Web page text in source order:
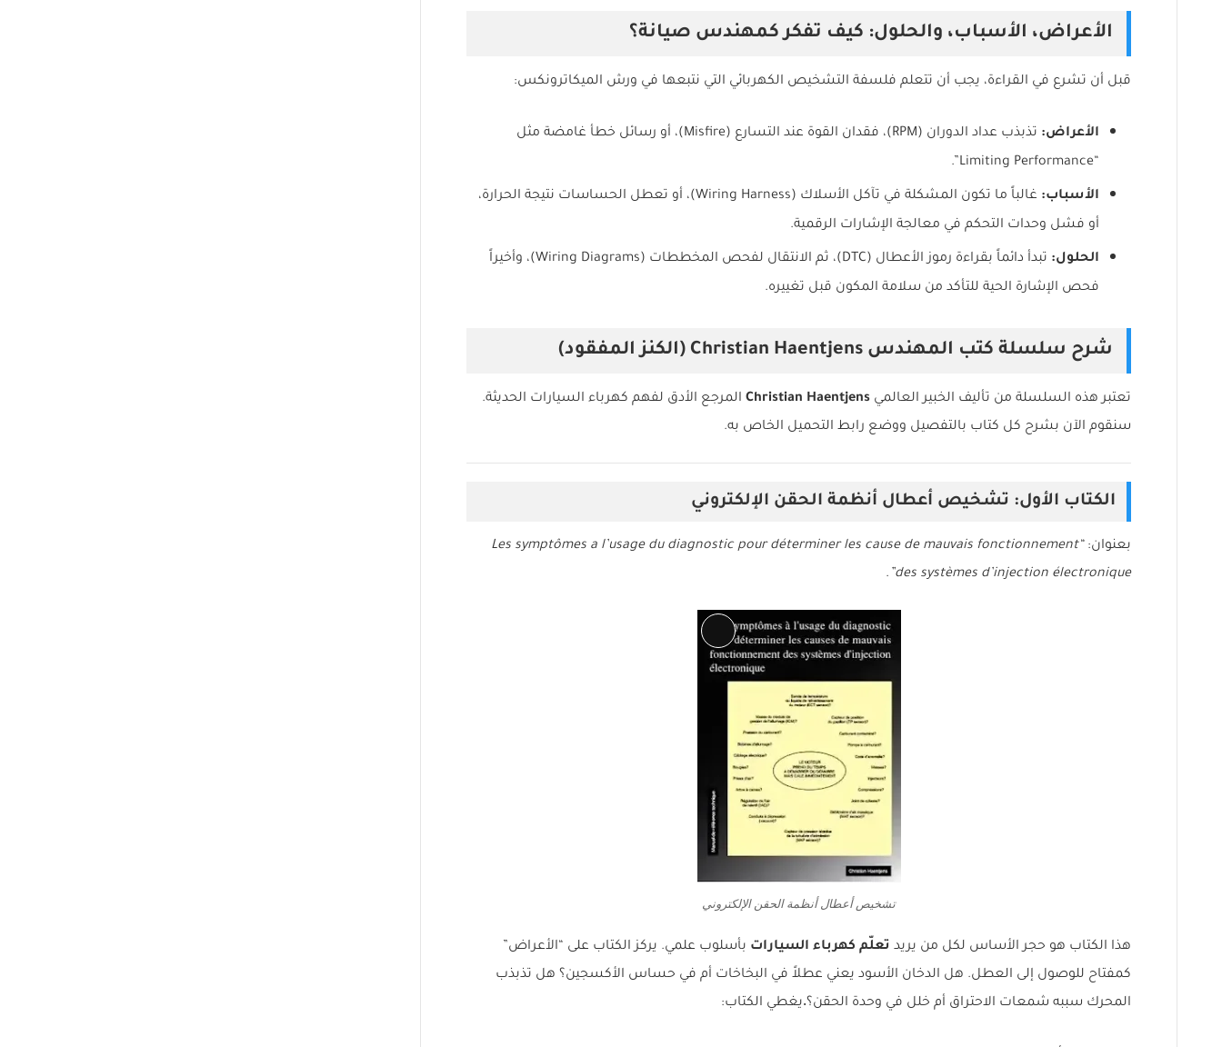
الأعراض، الأسباب، والحلول: كيف تفكر كمهندس صيانة؟
قبل أن تشرع في القراءة، يجب أن تتعلم فلسفة التشخيص الكهربائي التي نتبعها في ورش الميكاترونكس:
الأعراض:
تذبذب عداد الدوران (RPM)، فقدان القوة عند التسارع (Misfire)، أو رسائل خطأ غامضة مثل
“Limiting Performance”.
الأسباب:
غالباً ما تكون المشكلة في تآكل الأسلاك (Wiring Harness)، أو تعطل الحساسات نتيجة الحرارة،
أو فشل وحدات التحكم في معالجة الإشارات الرقمية.
الحلول:
تبدأ دائماً بقراءة رموز الأعطال (DTC)، ثم الانتقال لفحص المخططات (Wiring Diagrams)، وأخيراً
فحص الإشارة الحية للتأكد من سلامة المكون قبل تغييره.
شرح سلسلة كتب المهندس Christian Haentjens (الكنز المفقود)
تعتبر هذه السلسلة من تأليف الخبير العالمي Christian Haentjensالمرجع الأدق لفهم كهرباء السيارات الحديثة.
سنقوم الآن بشرح كل كتاب بالتفصيل ووضع رابط التحميل الخاص به.
الكتاب الأول: تشخيص أعطال أنظمة الحقن الإلكتروني
بعنوان: “Les symptômes a l’usage du diagnostic pour déterminer les cause de mauvais fonctionnement
des systèmes d’injection électronique”
.
Long
Description
تشخيص أعطال أنظمة الحقن الإلكتروني
هذا الكتاب هو حجر الأساس لكل من يريد تعلّم كهرباء السيارات بأسلوب علمي. يركز الكتاب على “الأعراض”
كمفتاح للوصول إلى العطل. هل الدخان الأسود يعني عطلاً في البخاخات أم في حساس الأكسجين؟ هل تذبذب
المحرك سببه شمعات الاحتراق أم خلل في وحدة الحقن؟.يغطي الكتاب: